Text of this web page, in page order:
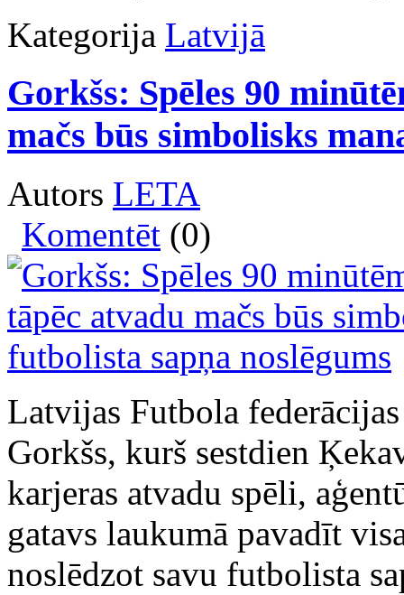
Kategorija Latvijā
Gorkšs: Spēles 90
mačs būs simbolisks
Autors LETA
Komentēt (0)
Latvijas Futbola
Gorkšs, kurš sestdien
karjeras atvadu spēli,
gatavs laukumā pavadīt
noslēdzot savu futbolista